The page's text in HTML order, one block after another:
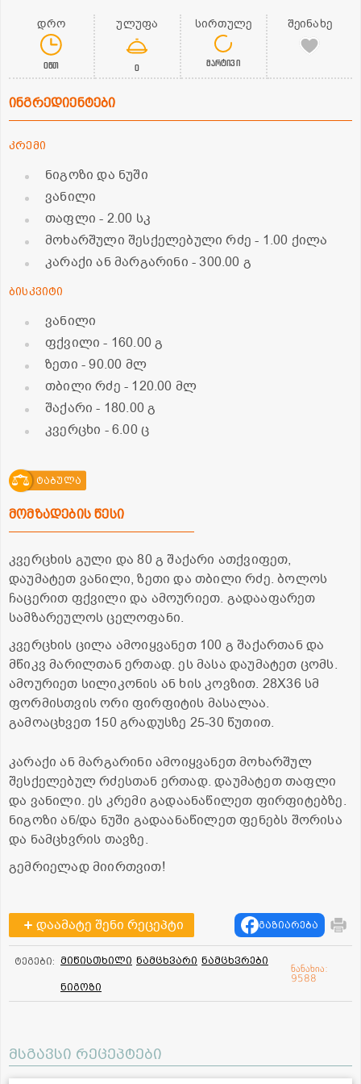
დრო
0წთ
ულუფა
0
სირთულე
მარტივი
შეინახე
ინგრედიენტები
კრემი
ნიგოზი და ნუში
ვანილი
თაფლი- 2.00 სკ
მოხარშული შესქელებული რძე- 1.00 ქილა
კარაქი ან მარგარინი - 300.00 გ
ბისკვიტი
ვანილი
ფქვილი- 160.00 გ
ზეთი - 90.00 მლ
თბილი რძე - 120.00 მლ
შაქარი- 180.00 გ
კვერცხი - 6.00 ც
ტაბულა
მომზადების წესი
კვერცხის გული და 80 გ შაქარი ათქვიფეთ,
დაუმატეთ ვანილი, ზეთი და თბილი რძე. ბოლოს
ჩაცერით ფქვილი და ამოურიეთ. გადააფარეთ
სამზარეულოს ცელოფანი.
კვერცხის ცილა ამოიყვანეთ 100 გ შაქართან და
მწიკვ მარილთან ერთად. ეს მასა დაუმატეთ ცომს.
ამოურიეთ სილიკონის ან ხის კოვზით. 28X36 სმ
ფორმისთვის ორი ფირფიტის მასალაა.
გამოაცხვეთ 150 გრადუსზე 25-30 წუთით.
კარაქი ან მარგარინი ამოიყვანეთ მოხარშულ
შესქელებულ რძესთან ერთად. დაუმატეთ თაფლი
და ვანილი. ეს კრემი გადაანაწილეთ ფირფიტებზე.
ნიგოზი ან/და ნუში გადაანაწილეთ ფენებს შორისა
და ნამცხვრის თავზე.
გემრიელად მიირთვით!
დაამატე შენი რეცეპტი გაზიარება
ტეგები: მიწისთხილი ნამცხვარი ნამცხვრები
ნიგოზი
ნანახია:
9588
მსგავსი რეცეპტები